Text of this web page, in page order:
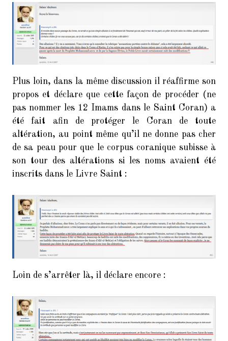
Plus loin, dans la même discussion il réaffirme son
propos et déclare que cette façon de procéder (ne
pas nommer les 12 Imams dans le Saint Coran) a
été fait afin de protéger le Coran de toute
altération, au point même qu’il ne donne pas cher
de sa peau pour que le corpus coranique subisse à
son tour des altérations si les noms avaient été
inscrits dans le Livre Saint :
Loin de s’arrêter là, il déclare encore :